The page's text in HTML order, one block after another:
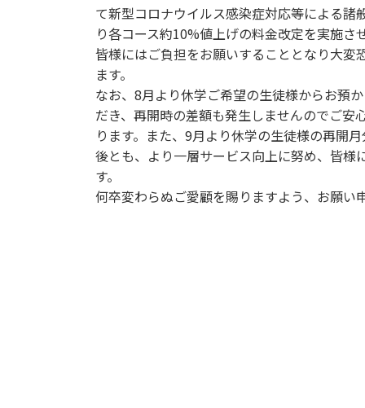
て新型コロナウイルス感染症対応等による
り各コース約10%値上げの料金改定を実施さ
皆様にはご負担をお願いすることとなり大
ます。
なお、8月より休学ご希望の生徒様からお預
だき、再開時の差額も発生しませんのでご
ります。また、9月より休学の生徒様の再開
後とも、より一層サービス向上に努め、皆
す。
何卒変わらぬご愛顧を賜りますよう、お願い